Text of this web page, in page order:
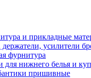
и прикладные
держатели, усилители
фурнитура
для нижнего белья и
пришивные